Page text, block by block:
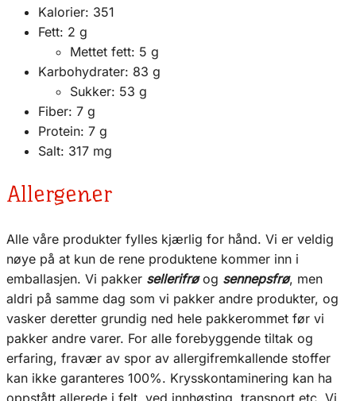
Kalorier: 351
Fett: 2 g
Mettet fett: 5 g
Karbohydrater: 83 g
Sukker: 53 g
Fiber: 7 g
Protein: 7 g
Salt: 317 mg
Allergener
Alle våre produkter fylles kjærlig for hånd. Vi er veldig
nøye på at kun de rene produktene kommer inn i
emballasjen. Vi pakker sellerifrøog sennepsfrø, men
aldri på samme dag som vi pakker andre produkter, og
vasker deretter grundig ned hele pakkerommet før vi
pakker andre varer. For alle forebyggende tiltak og
erfaring, fravær av spor av allergifremkallende stoffer
kan ikke garanteres 100%. Krysskontaminering kan ha
oppstått allerede i felt, ved innhøsting, transport etc. Vi